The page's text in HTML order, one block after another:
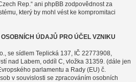
Rep.“ ani phpBB zodpovědnost za
který by mohl vést ke kompromitaci
ÚDAJŮ PRO ÚČEL VZNIKU
se sídlem Teplická 137, IČ 22773908,
nad Labem, oddíl C, vložka 31359. (dále jen
parlamentu a Rady (EU) č.
v souvislosti se zpracováním osobních